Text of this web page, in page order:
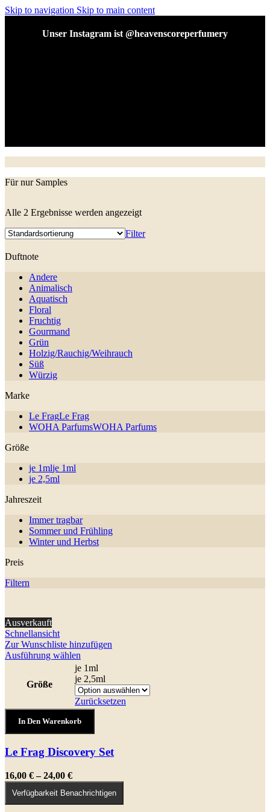
Skip to navigation Skip to main content
Unser Instagram ist @heavenscoreperfumery
Für nur Samples
Alle 2 Ergebnisse werden angezeigt
Filter
Duftnote
Andere
Animalisch
Aquatisch
Floral
Fruchtig
Gourmand
Grün
Holzig/Rauchig/Weihrauch
Süß
Würzig
Marke
Le FragLe Frag
WOHA ParfumsWOHA Parfums
Größe
je 1mlje 1ml
je 2,5ml
Jahreszeit
Immer tragbar
Sommer und Frühling
Winter und Herbst
Preis
Filtern
Ausverkauft
Schnellansicht
Zur Wunschliste hinzufügen
Ausführung wählen
Produkt
weist
mehrere
Varianten
auf.
Die
Optionen
auf
gewählt
werden
Größe
je 1ml
je 2,5ml
Zurücksetzen
Le
Frag
Discovery
Set
Menge
In Den Warenkorb
Le Frag Discovery Set
16,00 € –24,00 €Preisspanne:
16,00 €
bis
24,00 €
Verfügbarkeit Benachrichtigen